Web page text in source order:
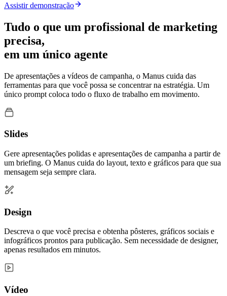
Assistir demonstração
Tudo o que um profissional de marketing
precisa,
em um único agente
De apresentações a vídeos de campanha, o Manus cuida das
ferramentas para que você possa se concentrar na estratégia. Um
único prompt coloca todo o fluxo de trabalho em movimento.
Slides
Gere apresentações polidas e apresentações de campanha a partir de
um briefing. O Manus cuida do layout, texto e gráficos para que sua
mensagem seja sempre clara.
Design
Descreva o que você precisa e obtenha pôsteres, gráficos sociais e
infográficos prontos para publicação. Sem necessidade de designer,
apenas resultados em minutos.
Vídeo